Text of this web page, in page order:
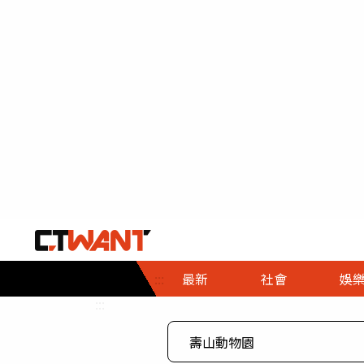
::: 最新 社會
社會首頁
時事
娛樂
娛樂首頁
即時
專題
財經首頁
熱線
３Ｃ
政